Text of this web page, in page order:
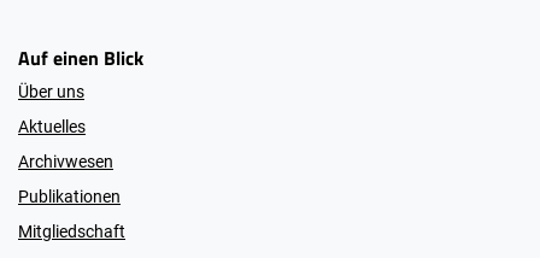
Auf einen Blick
Über uns
Aktuelles
Archivwesen
Publikationen
Mitgliedschaft